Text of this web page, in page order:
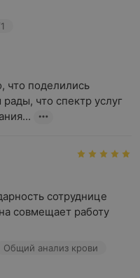
что поделились
что спектр услуг
сотруднице
совмещает работу
Общий анализ крови